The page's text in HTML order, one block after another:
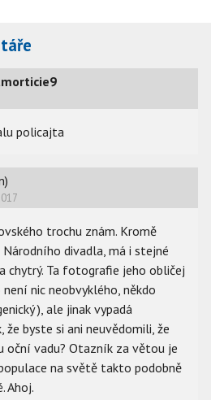
policajta
trochu znám. Kromě
divadla, má i stejné
chytrý. Ta fotografie jeho obličej
nic neobvyklého, někdo
), ale jinak vypadá
že byste si ani neuvědomili, že
oční vadu? Otazník za větou je
na světě takto podobně
Ahoj.